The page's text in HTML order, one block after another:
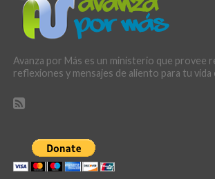
Avanza por Más es un ministerio que provee
reflexiones y mensajes de aliento para tu vida